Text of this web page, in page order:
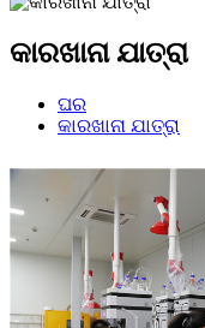
କାରଖାନା ଯାତ୍ରା
ଘର
କାରଖାନା ଯାତ୍ରା